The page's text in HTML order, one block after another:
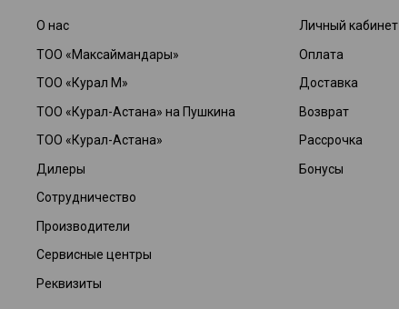
О нас
ТОО «Максаймандары»
ТОО «Курал М»
ТОО «Курал-Астана» на Пушкина
ТОО «Курал-Астана»
Дилеры
Сотрудничество
Производители
Сервисные центры
Реквизиты
Личный кабинет
Оплата
Доставка
Возврат
Рассрочка
Бонусы